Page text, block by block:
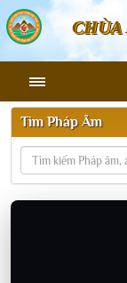
CHÙA
Tìm Pháp Âm